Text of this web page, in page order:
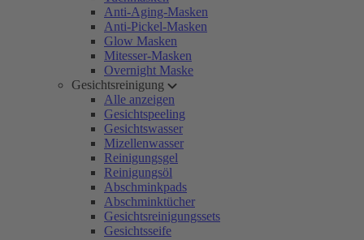
Anti-Aging-Masken
Anti-Pickel-Masken
Glow Masken
Mitesser-Masken
Overnight Maske
Gesichtsreinigung
Alle anzeigen
Gesichtspeeling
Gesichtswasser
Mizellenwasser
Reinigungsgel
Reinigungsöl
Abschminkpads
Abschminktücher
Gesichtsreinigungssets
Gesichtsseife